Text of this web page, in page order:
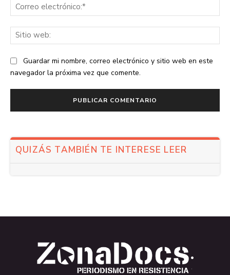
Guardar mi nombre, correo electrónico y sitio web en este
navegador la próxima vez que comente.
QUIZÁS TAMBIÉN TE INTERESE LEER
.
.